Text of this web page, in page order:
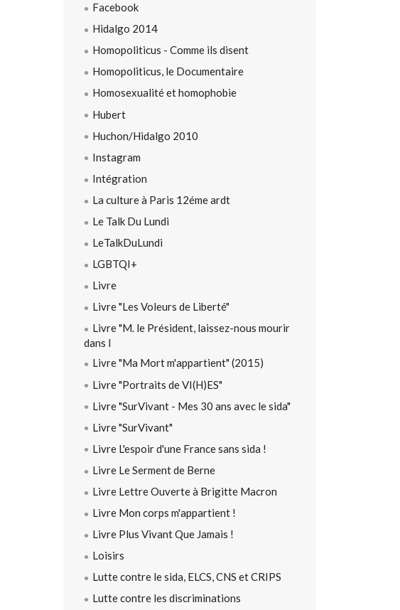
Facebook
Hidalgo 2014
Homopoliticus - Comme ils disent
Homopoliticus, le Documentaire
Homosexualité et homophobie
Hubert
Huchon/Hidalgo 2010
Instagram
Intégration
La culture à Paris 12éme ardt
Le Talk Du Lundi
LeTalkDuLundi
LGBTQI+
Livre
Livre "Les Voleurs de Liberté"
Livre "M. le Président, laissez-nous mourir
dans l
Livre "Ma Mort m'appartient" (2015)
Livre "Portraits de VI(H)ES"
Livre "SurVivant - Mes 30 ans avec le sida"
Livre "SurVivant"
Livre L'espoir d'une France sans sida !
Livre Le Serment de Berne
Livre Lettre Ouverte à Brigitte Macron
Livre Mon corps m'appartient !
Livre Plus Vivant Que Jamais !
Loisirs
Lutte contre le sida, ELCS, CNS et CRIPS
Lutte contre les discriminations